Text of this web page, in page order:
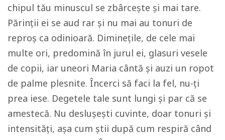
chipul tău minuscul se zbârcește și mai tare.
Părinții ei se aud rar și nu mai au tonuri de
reproș ca odinioară. Diminețile, de cele mai
multe ori, predomină în jurul ei, glasuri vesele
de copii, iar uneori Maria cântă și auzi un ropot
de palme plesnite. Încerci să faci la fel, nu-ți
prea iese. Degetele tale sunt lungi și par că se
amestecă. Nu deslușești cuvinte, doar tonuri și
intensități, așa cum știi după cum respiră când